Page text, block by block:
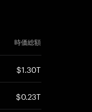
時価総額
$1.30T
$0.23T